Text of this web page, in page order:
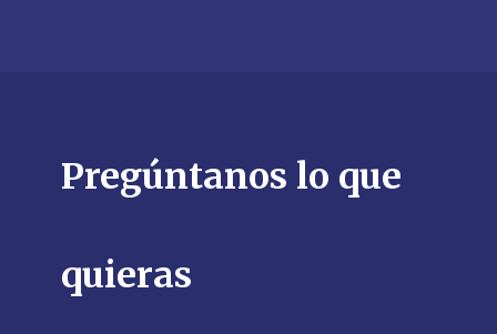
Pregúntanos lo que
quieras